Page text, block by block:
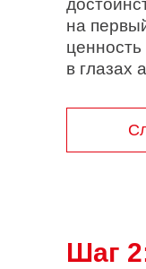
на
ценность
в глазах
Шаг